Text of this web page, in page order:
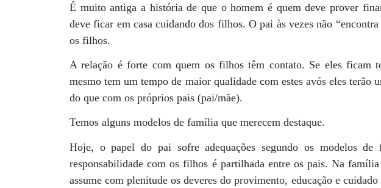
É muito antiga a história de que o homem é quem deve prover
deve ficar em casa cuidando dos filhos. O pai às vezes não
os filhos.
A relação é forte com quem os filhos têm contato. Se eles ficam
mesmo tem um tempo de maior qualidade com estes avós eles terão
do que com os próprios pais (pai/mãe).
Temos alguns modelos de família que merecem destaque.
Hoje, o papel do pai sofre adequações segundo os modelos
responsabilidade com os filhos é partilhada entre os pais. Na
assume com plenitude os deveres do provimento, educação e